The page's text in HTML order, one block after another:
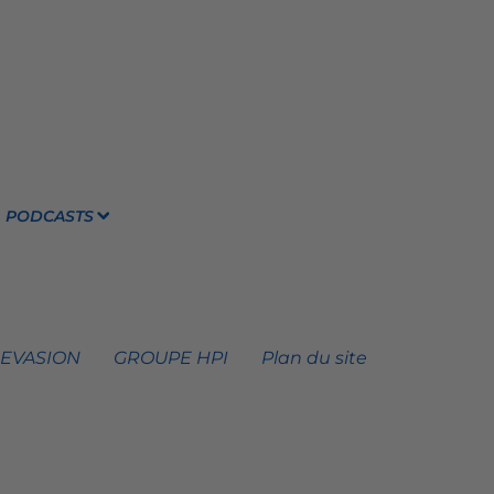
PODCASTS
GROUPE HPI Plan du site